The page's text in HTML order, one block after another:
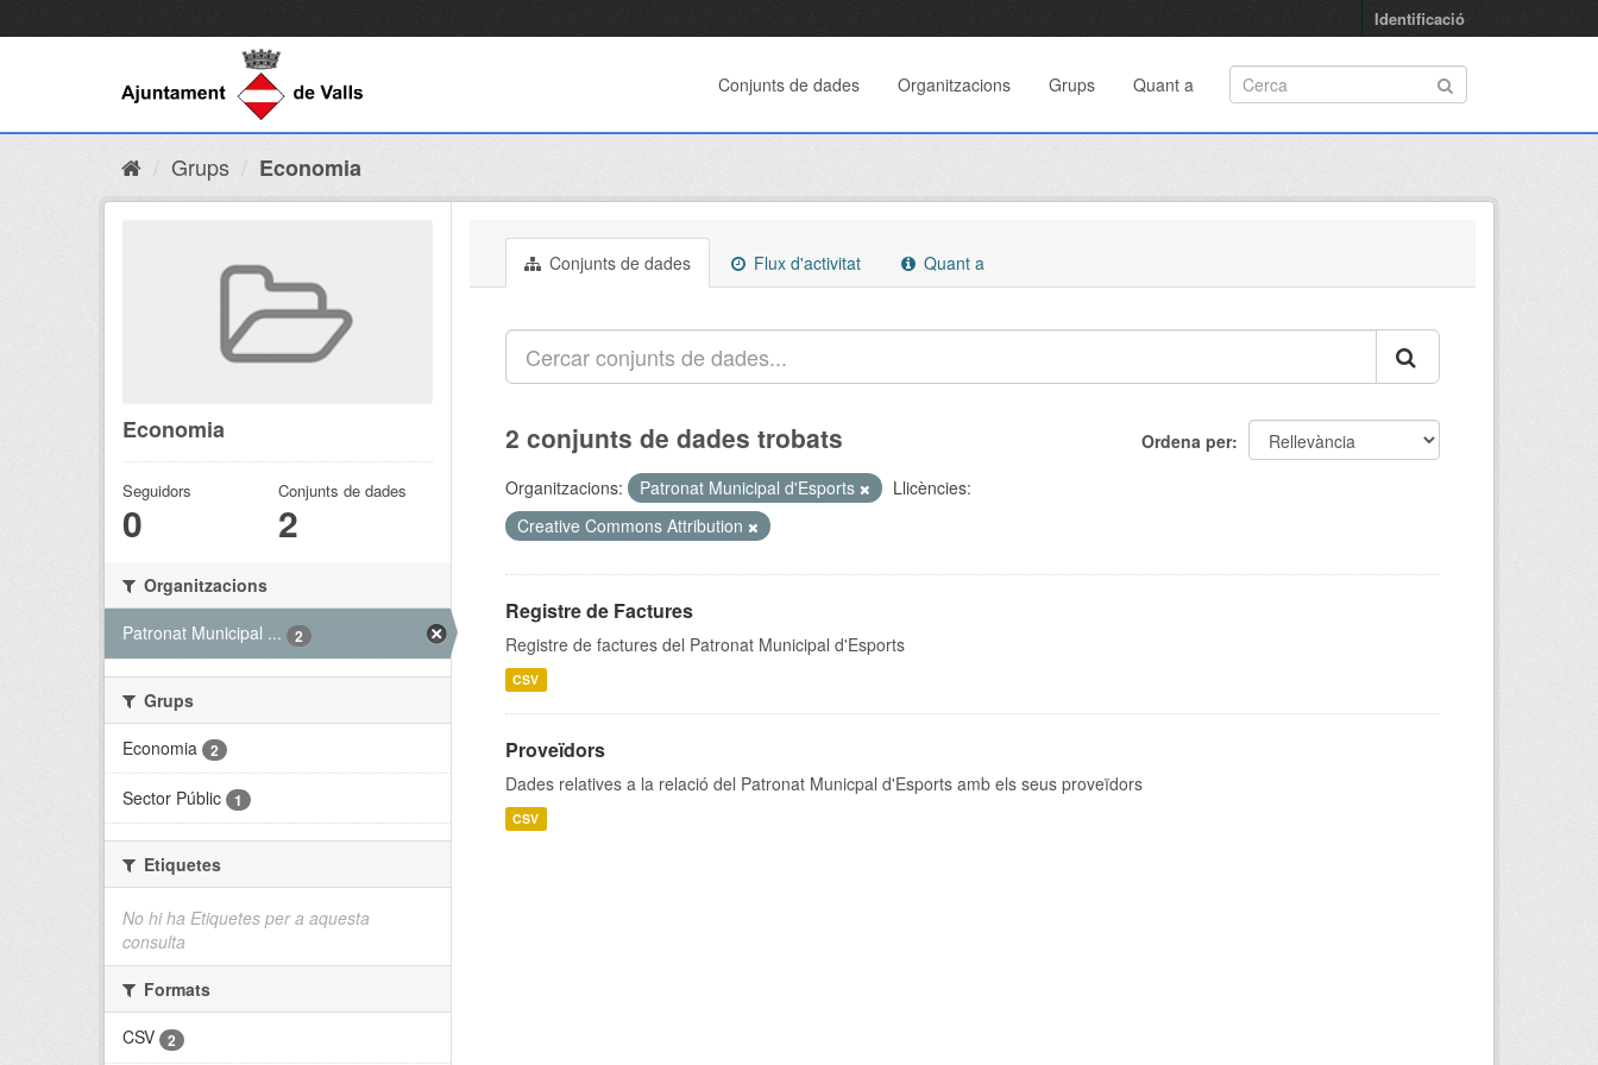
Identificació
Conjunts de dades Organitzacions Grups Quant a
Grups Economia
Economia
Seguidors
0
Conjunts de dades
2
Organitzacions
Patronat Municipal ...
2
Grups
Economia
2
Sector Públic 1
Etiquetes
No hi ha Etiquetes per a aquesta
consulta
Formats
CSV
2
Conjunts de dades Flux d'activitat Quant a
Ordena per
2 conjunts de dades trobats
Organitzacions: Patronat Municipal d'Esports
Llicències:
Creative Commons Attribution
Registre de Factures
Registre de factures del Patronat Municipal d'Esports
CSV
Proveïdors
Dades relatives a la relació del Patronat Municpal d'Esports amb els seus proveïdors
CSV